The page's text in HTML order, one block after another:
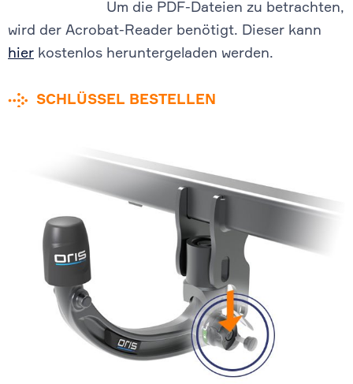
Um die PDF-Dateien zu betrachten,
wird der Acrobat-Reader benötigt. Dieser kann
hier kostenlos heruntergeladen werden.
SCHLÜSSEL BESTELLEN